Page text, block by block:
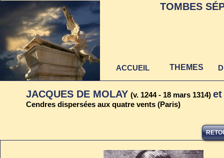
JACQUES DE MOLAY (v. 1244 - 18 mars 1314) et
Cendres dispersées aux quatre vents (Paris)
TOMBES
ACCUEIL THEMES